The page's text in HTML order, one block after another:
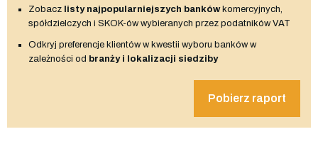
Zobacz listy najpopularniejszych bankówkomercyjnych,
spółdzielczych i SKOK-ów wybieranych przez podatników VAT
Odkryj preferencje klientów w kwestii wyboru banków w
zależności od branży i lokalizacji siedziby
Pobierz raport